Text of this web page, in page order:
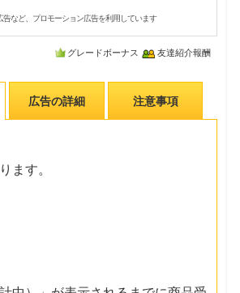
告など、プロモーション広告を利用しています
グレードボーナス 友達紹介報酬
広告の詳細 注意事項
ます。